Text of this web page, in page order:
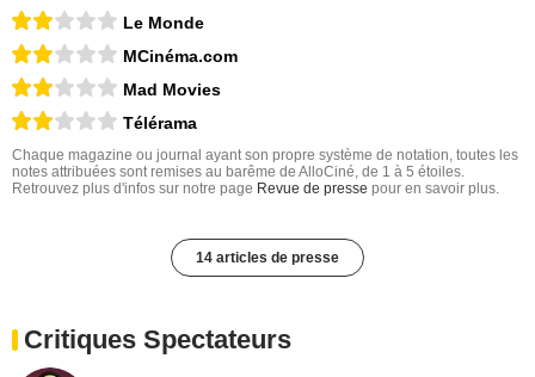
Le Monde
MCinéma.com
Mad Movies
Télérama
Chaque magazine ou journal ayant son propre système de notation, toutes les
notes attribuées sont remises au barême de AlloCiné, de 1 à 5 étoiles.
Retrouvez plus d'infos sur notre page Revue de presse pour en savoir plus.
14 articles de presse
Critiques Spectateurs